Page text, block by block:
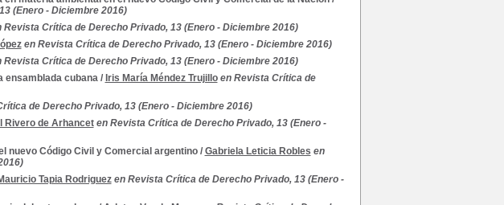
(Enero - Diciembre 2016)
Revista Crítica de Derecho Privado, 13 (Enero - Diciembre 2016)
en Revista Crítica de Derecho Privado, 13 (Enero - Diciembre 2016)
Revista Crítica de Derecho Privado, 13 (Enero - Diciembre 2016)
ensamblada cubana/ Iris María Méndez Trujillo en Revista Crítica de
de Derecho Privado, 13 (Enero - Diciembre 2016)
Rivero de Arhancet en Revista Crítica de Derecho Privado, 13 (Enero -
nuevo Código Civil y Comercial argentino/ Gabriela Leticia Robles en
Tapia Rodriguez en Revista Crítica de Derecho Privado, 13 (Enero -